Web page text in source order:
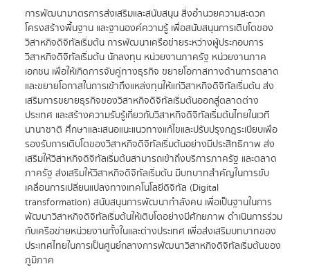
การพัฒนามาตรการส่งเสริมและสนับสนุน สิ่งอำนวยความสะดวก
โครงสร้างพื้นฐาน และฐานองค์ความรู้ เพื่อสนับสนุนการเติบโตของ
วิสาหกิจดิจิทัลเริ่มต้น การพัฒนาเครือข่ายระหว่างผู้ประกอบการ
วิสาหกิจดิจิทัลเริ่มต้น นักลงทุน หน่วยงานภาครัฐ หน่วยงานภาค
เอกชน เพื่อให้เกิดการจับคู่ทางธุรกิจ ขยายโอกาสทางด้านการตลาด
และขยายโอกาสในการเข้าถึงแหล่งทุนให้แก่วิสาหกิจดิจิทัลเริ่มต้น ส่ง
เสริมการขยายธุรกิจของวิสาหกิจดิจิทัลเริ่มต้นออกสู่ตลาดต่าง
ประเทศ และสร้างความรับรู้เกี่ยวกับวิสาหกิจดิจิทัลเริ่มต้นไทยในเวที
นานาชาติ ศึกษาและเสนอแนะแนวทางแก้ไขและปรับปรุงกฎระเบียบเพื่อ
รองรับการเติบโตของวิสาหกิจดิจิทัลเริ่มต้นอย่างมีประสิทธิภาพ ส่ง
เสริมให้วิสาหกิจดิจิทัลเริ่มต้นสามารถเข้าถึงบริการภาครัฐ และตลาด
ภาครัฐ ส่งเสริมให้วิสาหกิจดิจิทัลเริ่มต้น มีบทบาทสำคัญในการขับ
เคลื่อนการเปลี่ยนแปลงทางเทคโนโลยีดิจิทัล (Digital
transformation) สนับสนุนการพัฒนากำลังคน เพื่อเป็นฐานในการ
พัฒนาวิสาหกิจดิจิทัลเริ่มต้นให้เติบโตอย่างมีศักยภาพ ดำเนินการร่วม
กับเครือข่ายหน่วยงานทั้งในและต่างประเทศ เพื่อส่งเสริมบทบาทของ
ประเทศไทยในการเป็นศูนย์กลางการพัฒนาวิสาหกิจดิจิทัลเริ่มต้นของ
ภูมิภาค